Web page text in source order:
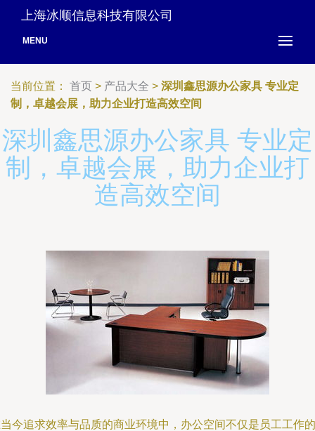
上海冰顺信息科技有限公司
MENU
当前位置： 首页 > 产品大全 > 深圳鑫思源办公家具 专业定
制，卓越会展，助力企业打造高效空间
深圳鑫思源办公家具 专业定
制，卓越会展，助力企业打
造高效空间
今追求效率与品质的商业环境中，办公空间不仅是员工工作的